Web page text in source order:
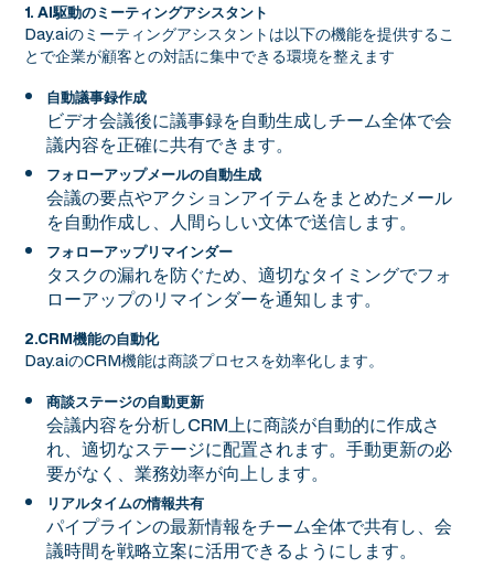
1. AI駆動のミーティングアシスタント
Day.aiのミーティングアシスタントは以下の機能を提供するこ
とで企業が顧客との対話に集中できる環境を整えます
自動議事録作成
ビデオ会議後に議事録を自動生成しチーム全体で会
議内容を正確に共有できます。
フォローアップメールの自動生成
会議の要点やアクションアイテムをまとめたメール
を自動作成し、人間らしい文体で送信します。
フォローアップリマインダー
タスクの漏れを防ぐため、適切なタイミングでフォ
ローアップのリマインダーを通知します。
2.CRM機能の自動化
Day.aiのCRM機能は商談プロセスを効率化します。
商談ステージの自動更新
会議内容を分析しCRM上に商談が自動的に作成さ
れ、適切なステージに配置されます。手動更新の必
要がなく、業務効率が向上します。
リアルタイムの情報共有
パイプラインの最新情報をチーム全体で共有し、会
議時間を戦略立案に活用できるようにします。